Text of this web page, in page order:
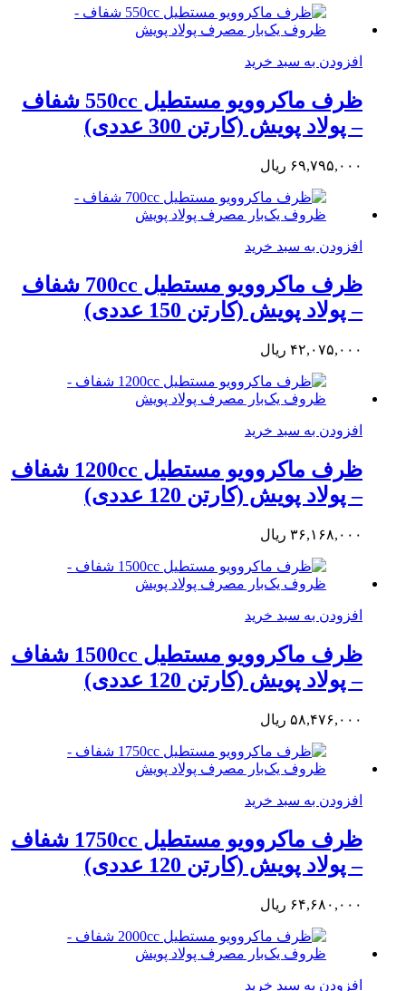
افزودن به سبد خرید
ظرف ماکروویو مستطیل 550cc شفاف
– پولاد پویش (کارتن 300 عددی)
۶۹,۷۹۵,۰۰۰ ریال
افزودن به سبد خرید
ظرف ماکروویو مستطیل 700cc شفاف
– پولاد پویش (کارتن 150 عددی)
۴۲,۰۷۵,۰۰۰ ریال
افزودن به سبد خرید
ظرف ماکروویو مستطیل 1200cc شفاف
– پولاد پویش (کارتن 120 عددی)
۳۶,۱۶۸,۰۰۰ ریال
افزودن به سبد خرید
ظرف ماکروویو مستطیل 1500cc شفاف
– پولاد پویش (کارتن 120 عددی)
۵۸,۴۷۶,۰۰۰ ریال
افزودن به سبد خرید
ظرف ماکروویو مستطیل 1750cc شفاف
– پولاد پویش (کارتن 120 عددی)
۶۴,۶۸۰,۰۰۰ ریال
افزودن به سبد خرید